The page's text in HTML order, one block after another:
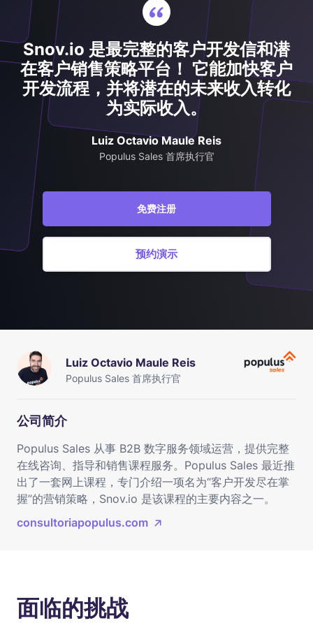
Snov.io 是最完整的客户开发信和潜
在客户销售策略平台！ 它能加快客户
开发流程，并将潜在的未来收入转化
为实际收入。
Luiz Octavio Maule Reis
Populus Sales 首席执行官
免费注册
预约演示
Luiz Octavio Maule Reis
Populus Sales 首席执行官
公司简介
Populus Sales 从事 B2B 数字服务领域运营，提供完整
在线咨询、指导和销售课程服务。Populus Sales 最近推
出了一套网上课程，专门介绍一项名为“客户开发尽在掌
握”的营销策略，Snov.io 是该课程的主要内容之一。
consultoriapopulus.com
面临的挑战